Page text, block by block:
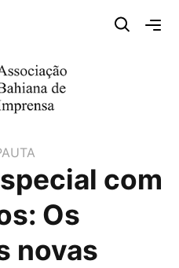
com
Os
novas